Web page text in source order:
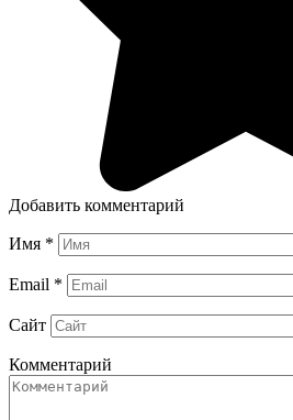
Добавить комментарий
Имя *
Email *
Сайт
Комментарий